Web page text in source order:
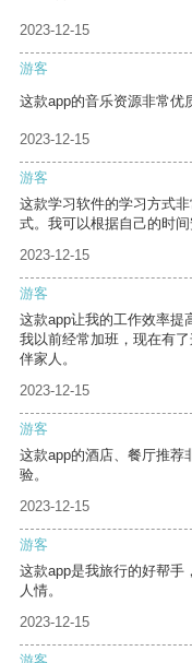
2023-12-15
游客
这款app的音乐资源非常优
2023-12-15
游客
这款学习软件的学习方式
式。我可以根据自己的时间
2023-12-15
游客
这款app让我的工作效率提
我以前经常加班，现在有
伴家人。
2023-12-15
游客
这款app的酒店、餐厅推荐
验。
2023-12-15
游客
这款app是我旅行的好帮手
人情。
2023-12-15